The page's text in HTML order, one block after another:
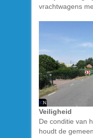
vrachtwagens
Veiligheid
De conditie van
houdt de